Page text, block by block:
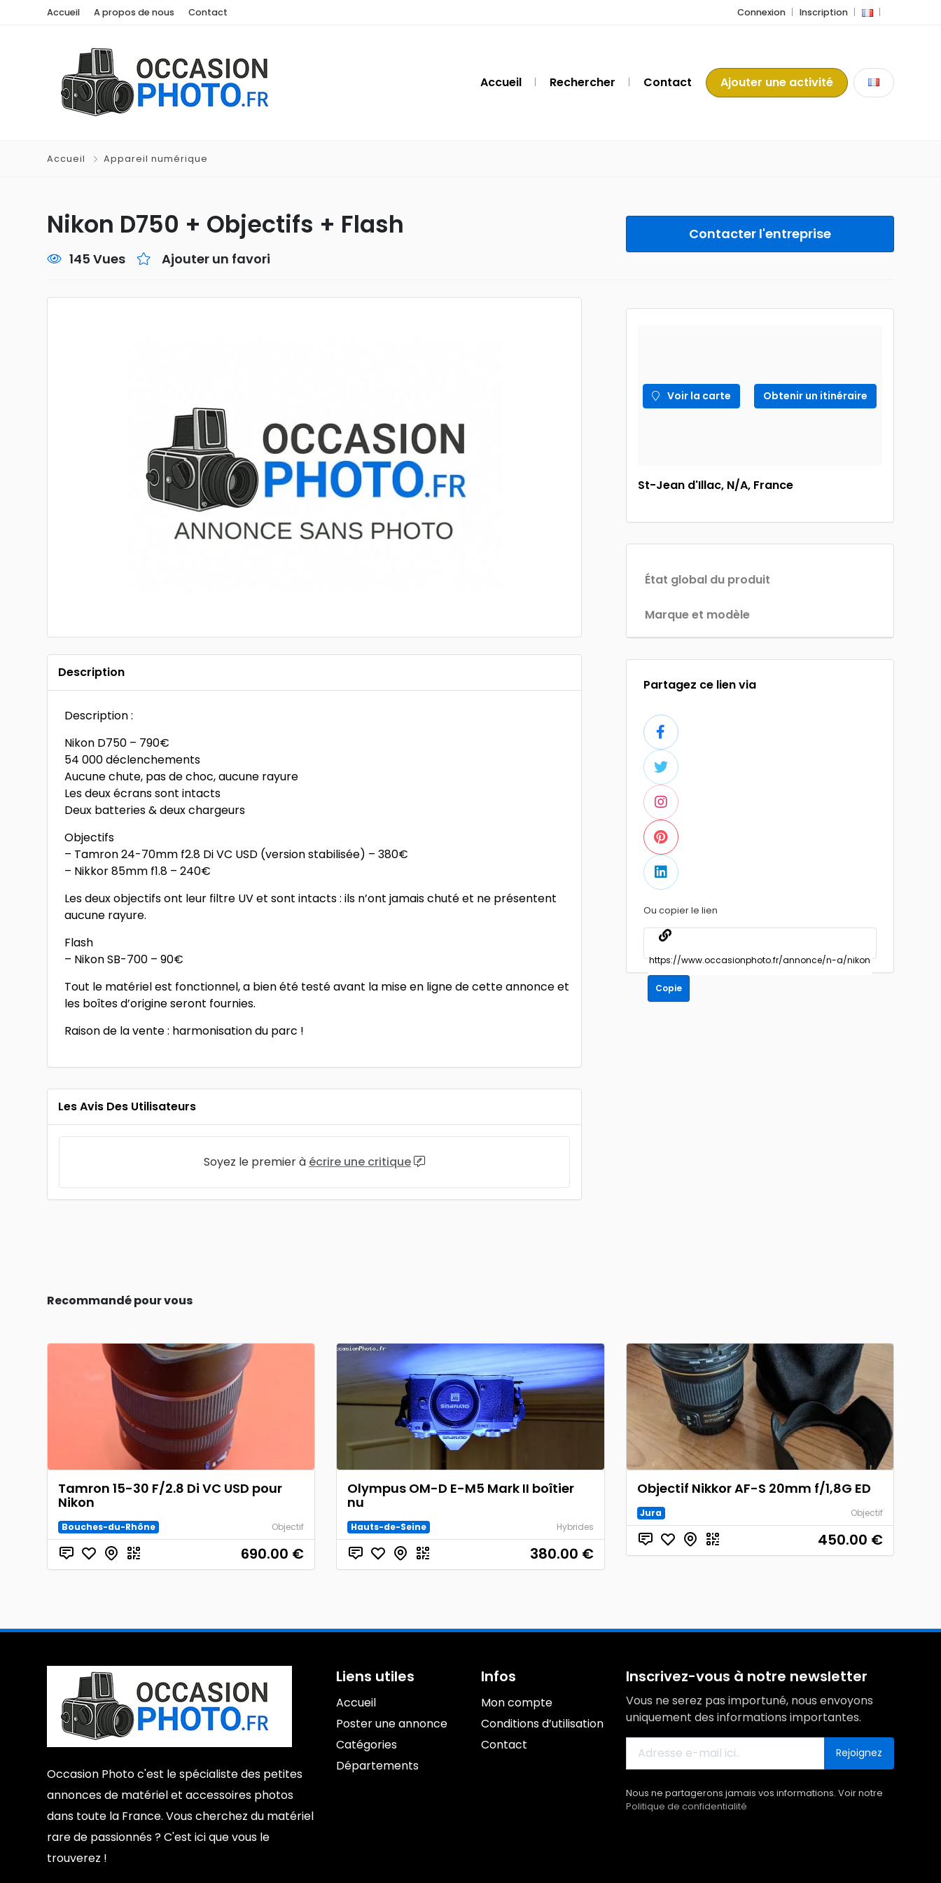
Accueil A propos de nous Contact Connexion Inscription
Accueil Rechercher Contact Ajouter une activité
Accueil Appareil numérique
Nikon D750 + Objectifs + Flash
145 Vues Ajouter un favori
Contacter l'entreprise
Voir la carte Obtenir un itinéraire
St-Jean d'Illac, N/A, France
État global du produit
Marque et modèle
Partagez ce lien via
Ou copier le lien
Copie
Description
Description :
Nikon D750 – 790€
54 000 déclenchements
Aucune chute, pas de choc, aucune rayure
Les deux écrans sont intacts
Deux batteries & deux chargeurs
Objectifs
– Tamron 24-70mm f2.8 Di VC USD (version stabilisée) – 380€
– Nikkor 85mm f1.8 – 240€
Les deux objectifs ont leur filtre UV et sont intacts : ils n’ont jamais chuté et ne présentent
aucune rayure.
Flash
– Nikon SB-700 – 90€
Tout le matériel est fonctionnel, a bien été testé avant la mise en ligne de cette annonce et
les boîtes d’origine seront fournies.
Raison de la vente : harmonisation du parc !
Les Avis Des Utilisateurs
Soyez le premier à écrire une critique
Recommandé pour vous
Tamron 15-30 F/2.8 Di VC USD pour
Nikon
Bouches-du-Rhône Objectif
690.00 €
Olympus OM-D E-M5 Mark II boîtier
nu
Hauts-de-Seine Hybrides
380.00 €
Objectif Nikkor AF-S 20mm f/1,8G ED
Jura Objectif
450.00 €
Occasion Photo c'est le spécialiste des petites
annonces de matériel et accessoires photos
dans toute la France. Vous cherchez du matériel
rare de passionnés ? C'est ici que vous le
trouverez !
Liens utiles
Accueil
Poster une annonce
Catégories
Départements
Infos
Mon compte
Conditions d’utilisation
Contact
Inscrivez-vous à notre newsletter
Vous ne serez pas importuné, nous envoyons
uniquement des informations importantes.
Rejoignez
Nous ne partagerons jamais vos informations. Voir notre
Politique de confidentialité